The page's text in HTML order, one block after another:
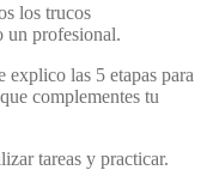
los trucos
un profesional.
explico las 5 etapas para
complementes tu
tareas y practicar.